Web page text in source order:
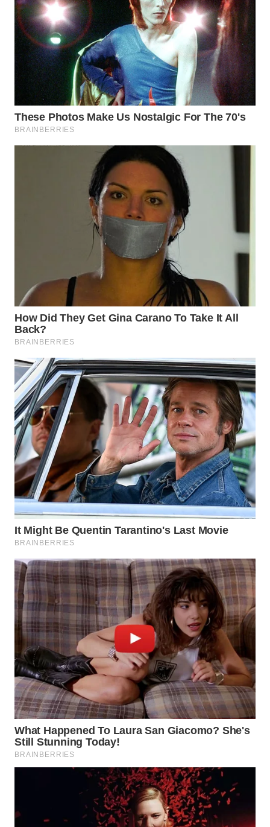
WN DELI
SERDANG
WN
TEBING
TINGGI
WN
WN
DEPOK
TAPANULI
UTARA
WN
SAMOSIR
WN
PADANG
LAWAS
WN
CIANJUR
WN
KEPULAUAN
SERIBU
WN
TANGERANG
WN
BINJAI
WN
CIREBON